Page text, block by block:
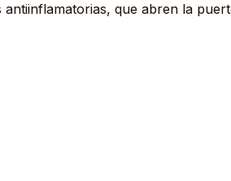
antiinflamatorias, que abren la